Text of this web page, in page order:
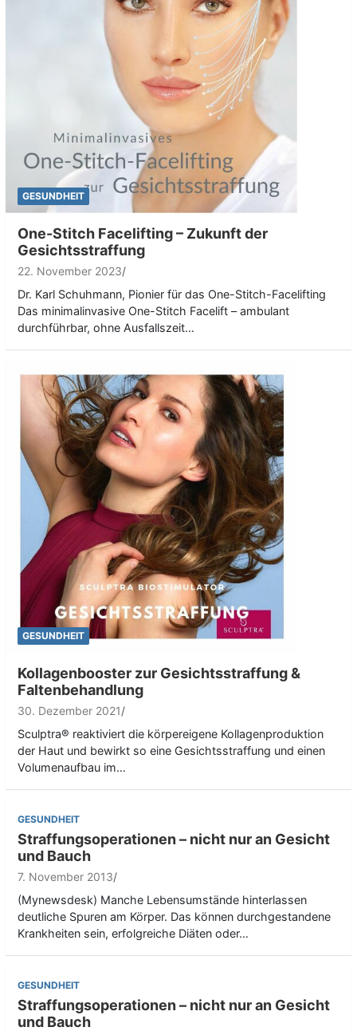
GESUNDHEIT
One-Stitch Facelifting – Zukunft der
Gesichtsstraffung
22. November 2023
Dr. Karl Schuhmann, Pionier für das One-Stitch-Facelifting
Das minimalinvasive One-Stitch Facelift – ambulant
durchführbar, ohne Ausfallszeit…
GESUNDHEIT
Kollagenbooster zur Gesichtsstraffung &
Faltenbehandlung
30. Dezember 2021
Sculptra® reaktiviert die körpereigene Kollagenproduktion
der Haut und bewirkt so eine Gesichtsstraffung und einen
Volumenaufbau im…
GESUNDHEIT
Straffungsoperationen – nicht nur an Gesicht
und Bauch
7. November 2013
(Mynewsdesk) Manche Lebensumstände hinterlassen
deutliche Spuren am Körper. Das können durchgestandene
Krankheiten sein, erfolgreiche Diäten oder…
GESUNDHEIT
Straffungsoperationen – nicht nur an Gesicht
und Bauch